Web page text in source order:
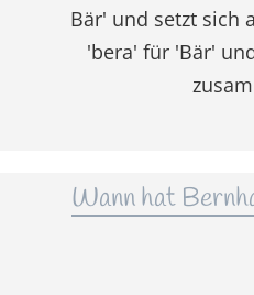
Bär' und setzt sich
'bera' für 'Bär'
Wann hat